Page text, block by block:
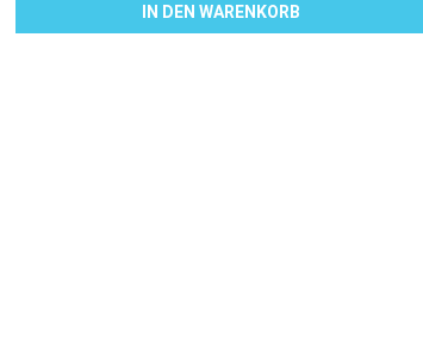
IN DEN WARENKORB